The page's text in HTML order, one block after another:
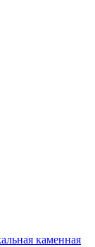
каменная